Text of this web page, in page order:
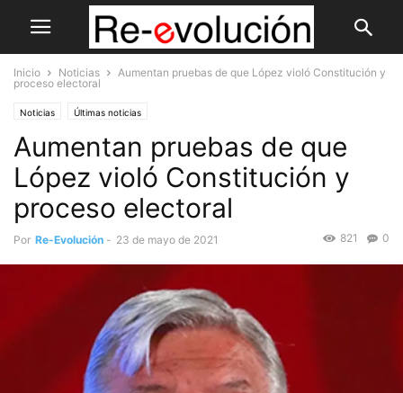
Inicio Noticias
Aumentan pruebas de que López violó Constitución y
proceso electoral
Noticias Últimas noticias
Aumentan pruebas de que
López violó Constitución y
proceso electoral
Por Re-Evolución - 23 de mayo de 2021 0
821